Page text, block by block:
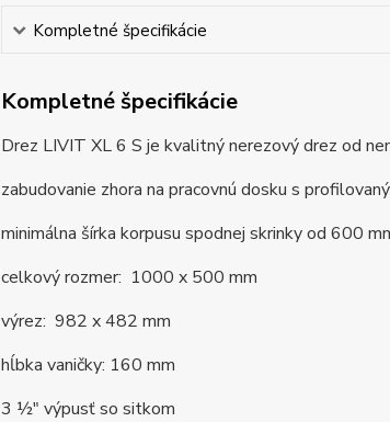
Kompletné špecifikácie
Kompletné špecifikácie
Drez LIVIT XL 6 S je kvalitný nerezový drez od
zabudovanie zhora na pracovnú dosku s
minimálna šírka korpusu spodnej skrinky od 600
celkový rozmer: 1000 x 500 mm
výrez: 982 x 482 mm
hĺbka vaničky: 160 mm
3 ½" výpusť so sitkom